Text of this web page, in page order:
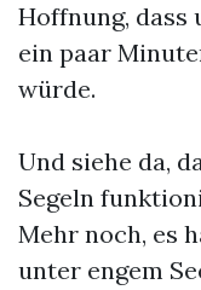
Hoffnung,
ein paar
würde.
Und siehe da,
Segeln
Mehr noch, es
unter engem